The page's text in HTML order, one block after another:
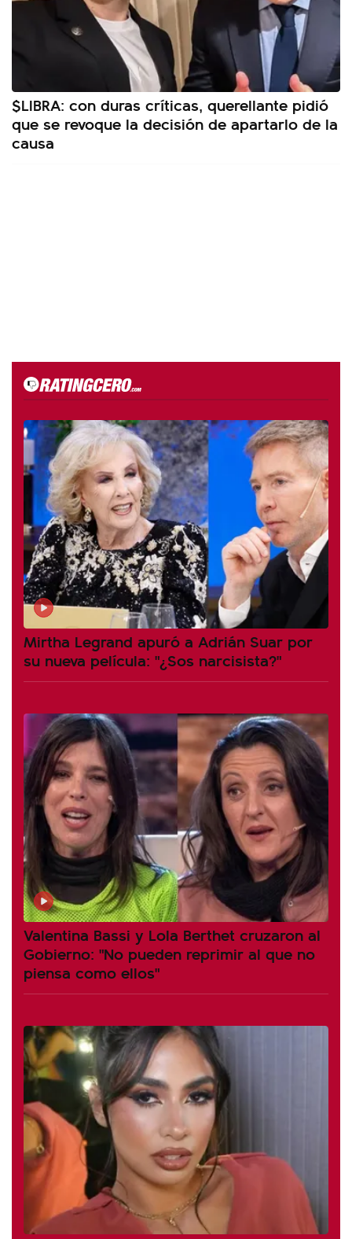
$LIBRA: con duras críticas, querellante pidió
que se revoque la decisión de apartarlo de la
causa
Mirtha Legrand apuró a Adrián Suar por
su nueva película: "¿Sos narcisista?"
Valentina Bassi y Lola Berthet cruzaron al
Gobierno: "No pueden reprimir al que no
piensa como ellos"